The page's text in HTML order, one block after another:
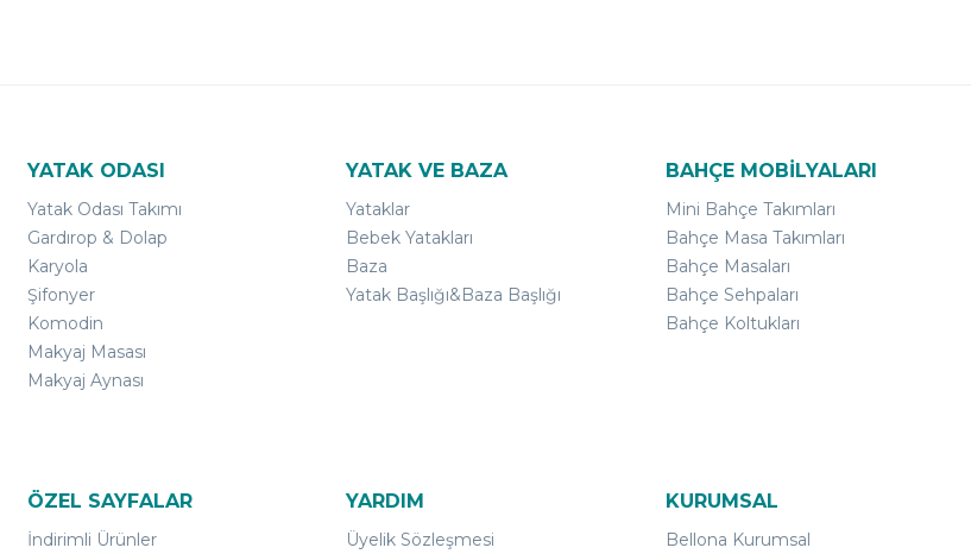
YATAK ODASI
Yatak Odası Takımı
Gardırop & Dolap
Karyola
Şifonyer
Komodin
Makyaj Masası
Makyaj Aynası
YATAK VE BAZA
Yataklar
Bebek Yatakları
Baza
Yatak Başlığı&Baza Başlığı
BAHÇE MOBİLYALARI
Mini Bahçe Takımları
Bahçe Masa Takımları
Bahçe Masaları
Bahçe Sehpaları
Bahçe Koltukları
ÖZEL SAYFALAR
İndirimli Ürünler
YARDIM
Üyelik Sözleşmesi
KURUMSAL
Bellona Kurumsal